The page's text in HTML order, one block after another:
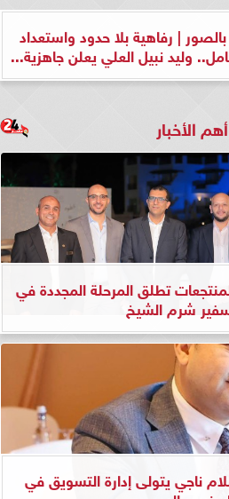
بالصور | رفاهية بلا حدود واستعداد
وليد نبيل العلي يعلن جاهزية...
أهم الأخبار
تطلق المرحلة المجددة في
شرم الشيخ
ناجي يتولى إدارة التسويق في